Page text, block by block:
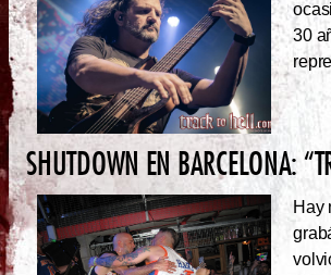
30
SHUTDOWN EN BARCELONA:
Hay